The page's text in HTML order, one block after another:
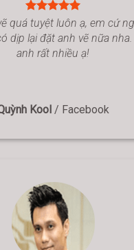
quá tuyệt luôn ạ, em cứ
dịp lại đặt anh vẽ nữa
anh rất nhiều ạ!
Kool / Facebook